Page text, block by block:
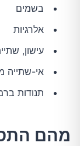
בשמים
אלרגיות
עישון,
אי-שתייה
תנודות
מהם